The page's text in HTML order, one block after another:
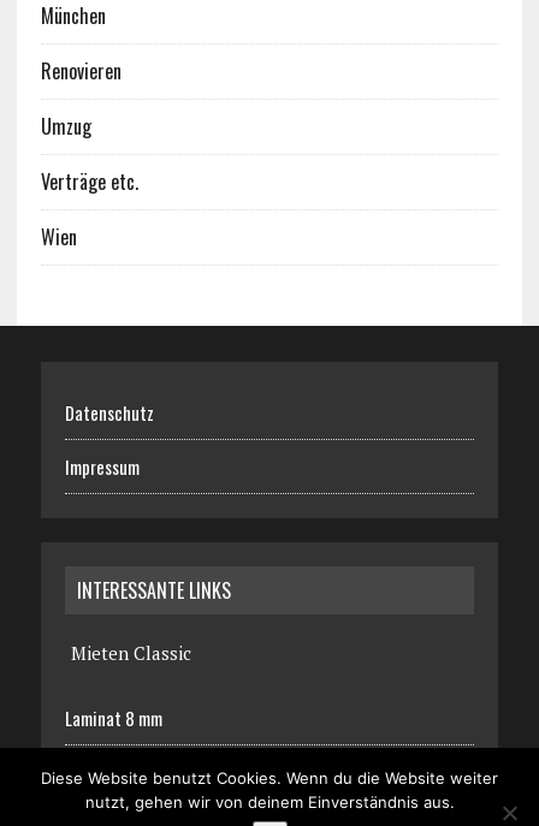
München
Renovieren
Umzug
Verträge etc.
Wien
Datenschutz
Impressum
INTERESSANTE LINKS
Mieten Classic
Laminat 8 mm
Diese Website benutzt Cookies. Wenn du die Website weiter
nutzt, gehen wir von deinem Einverständnis aus.